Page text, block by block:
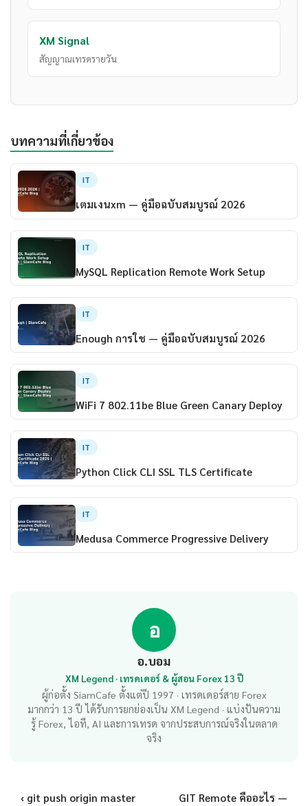
XM Signal
สัญญาณเทรดรายวัน
บทความที่เกี่ยวข้อง
IT
เตมเงนxm — คู่มือฉบับสมบูรณ์ 2026
IT
MySQL Replication Remote Work Setup
IT
Enough การใช — คู่มือฉบับสมบูรณ์ 2026
IT
WiFi 7 802.11be Blue Green Canary Deploy
IT
Python Click CLI SSL TLS Certificate
IT
Medusa Commerce Progressive Delivery
อ
อ.บอม
XM Legend · เทรดเดอร์ & ผู้สอน Forex 13 ปี
ผู้ก่อตั้ง SiamCafe ตั้งแต่ปี 1997 · เทรดเดอร์สาย Forex
มากกว่า 13 ปี ได้รับการยกย่องเป็น XM Legend · แบ่งปันความ
รู้ Forex, ไอที, AI และการเทรด จากประสบการณ์จริงในตลาด
จริง
‹ git push origin master
GIT Remote คืออะไร —